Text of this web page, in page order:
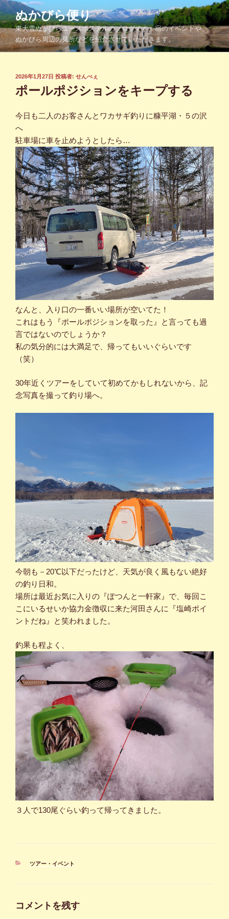
コ
ン
テ
ン
ツ
ぬかびら便り
東大雪ぬかびらユースホステルのブログです。宿のイベントや、
ぬかびら周辺の見所などを紹介させていただきます。
投
日:
2026年1月27日 投稿者: せんべぇ
ポールポジションをキープする
今日も二人のお客さんとワカサギ釣りに糠平湖・５の沢
へ
駐車場に車を止めようとしたら…
なんと、入り口の一番いい場所が空いてた！
これはもう『ポールポジションを取った』と言っても過
言ではないのでしょうか？
私の気分的には大満足で、帰ってもいいぐらいです
（笑）
30年近くツアーをしていて初めてかもしれないから、記
念写真を撮って釣り場へ。
今朝も－20℃以下だったけど、天気が良く風もない絶好
の釣り日和。
場所は最近お気に入りの『ぽつんと一軒家』で、毎回こ
こにいるせいか協力金徴収に来た河田さんに『塩崎ポイ
ントだね』と笑われました。
釣果も程よく、
３人で130尾ぐらい釣って帰ってきました。
カ
ツアー・イベント
コメントを残す